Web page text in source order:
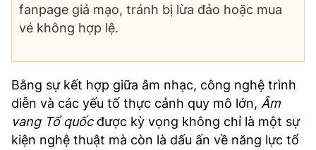
fanpage giả mạo, tránh bị lừa đảo hoặc mua
vé không hợp lệ.
Bằng sự kết hợp giữa âm nhạc, công nghệ trình
diễn và các yếu tố thực cảnh quy mô lớn, Âm
vang Tổ quốcđược kỳ vọng không chỉ là một sự
kiện nghệ thuật mà còn là dấu ấn về năng lực tổ